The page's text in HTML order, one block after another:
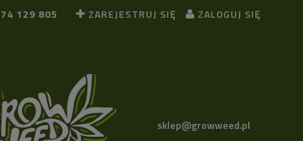
129 805 ZAREJESTRUJ SIĘ ZALOGUJ SIĘ
sklep@growweed.pl